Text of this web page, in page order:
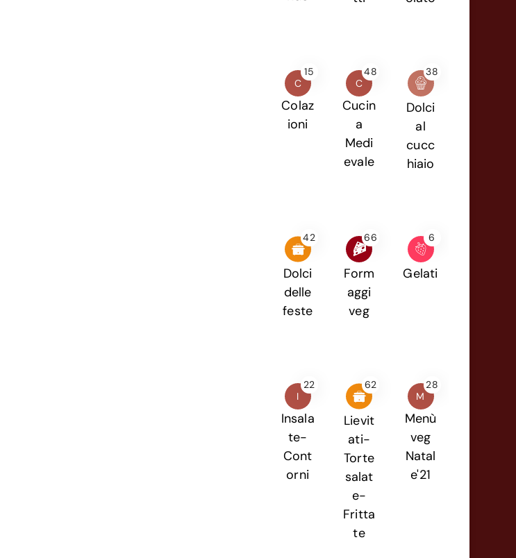
C
15
Colaz
ioni
C
48
Cucin
a
Medi
evale
38
Dolci
al
cucc
hiaio
42
Dolci
delle
feste
66
Form
aggi
veg
6
Gelati
I
22
Insala
te-
Cont
orni
62
Lievit
ati-
Torte
salat
e-
Fritta
te
M
28
Menù
veg
Natal
e'21